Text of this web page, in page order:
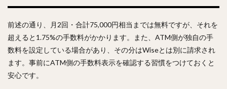
前述の通り、月2回・合計75,000円相当までは無料ですが、それを
超えると1.75%の手数料がかかります。また、ATM側が独自の手
数料を設定している場合があり、その分はWiseとは別に請求され
ます。事前にATM側の手数料表示を確認する習慣をつけておくと
安心です。